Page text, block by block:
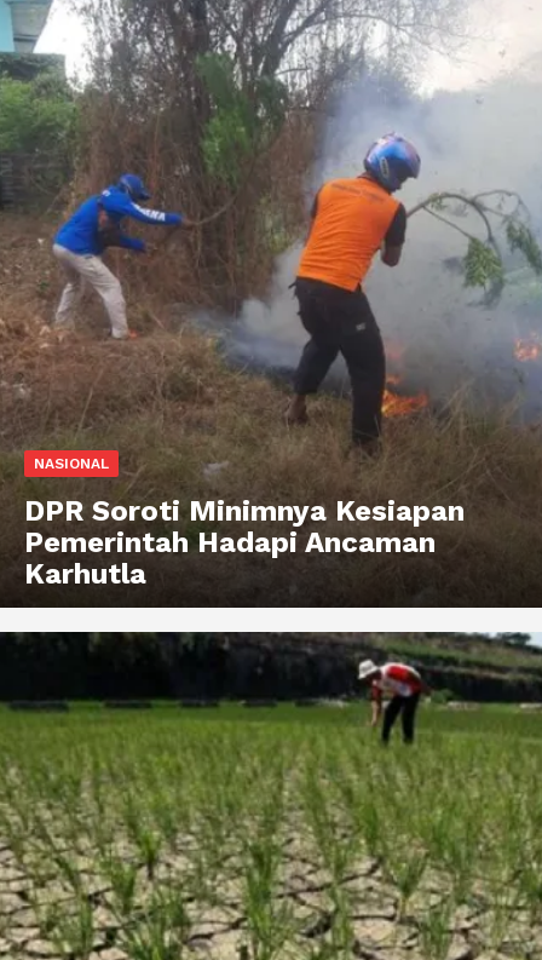
NASIONAL
DPR Soroti Minimnya Kesiapan
Pemerintah Hadapi Ancaman
Karhutla